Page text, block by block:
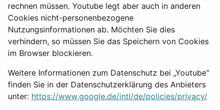
rechnen müssen. Youtube legt aber auch in anderen
Cookies nicht-personenbezogene
Nutzungsinformationen ab. Möchten Sie dies
verhindern, so müssen Sie das Speichern von Cookies
im Browser blockieren.
Weitere Informationen zum Datenschutz bei „Youtube“
finden Sie in der Datenschutzerklärung des Anbieters
unter: https://www.google.de/intl/de/policies/privacy/